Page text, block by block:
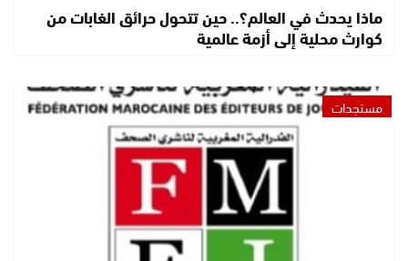
ماذا يحدث في العالم؟.. حين تتحول حرائق الغابات من
كوارث محلية إلى أزمة عالمية
مستجدات